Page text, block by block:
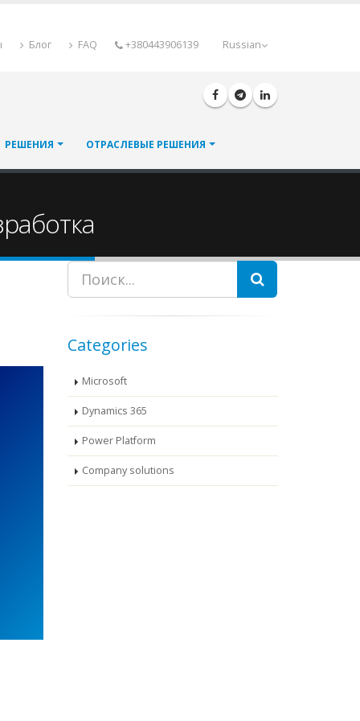
Russian
Блог FAQ +380443906139
РЕШЕНИЯ ОТРАСЛЕВЫЕ РЕШЕНИЯ
Пошук
Categories
Microsoft
Dynamics 365
Power Platform
Company solutions